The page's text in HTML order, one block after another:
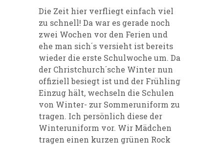
Die Zeit hier verfliegt einfach viel
zu schnell! Da war es gerade noch
zwei Wochen vor den Ferien und
ehe man sich´s versieht ist bereits
wieder die erste Schulwoche um. Da
der Christchurch´sche Winter nun
offiziell besiegt ist und der Frühling
Einzug hält, wechseln die Schulen
von Winter- zur Sommeruniform zu
tragen. Ich persönlich diese der
Winteruniform vor. Wir Mädchen
tragen einen kurzen grünen Rock